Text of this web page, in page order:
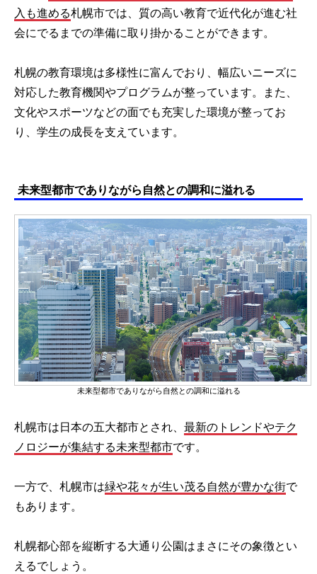
入も進める札幌市では、質の高い教育で近代化が進む社
会にでるまでの準備に取り掛かることができます。
札幌の教育環境は多様性に富んでおり、幅広いニーズに
対応した教育機関やプログラムが整っています。また、
文化やスポーツなどの面でも充実した環境が整ってお
り、学生の成長を支えています。
未来型都市でありながら自然との調和に溢れる
未来型都市でありながら自然との調和に溢れる
札幌市は日本の五大都市とされ、 最新のトレンドやテク
ノロジーが集結する未来型都市です。
一方で、札幌市は緑や花々が生い茂る自然が豊かな街で
もあります。
札幌都心部を縦断する大通り公園はまさにその象徴とい
えるでしょう。